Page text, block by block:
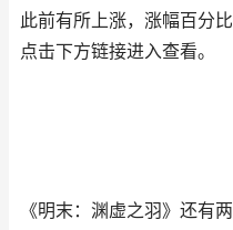
此前有所上涨，涨幅百分
点击下方链接进入查看。
《明末：渊虚之羽》还有